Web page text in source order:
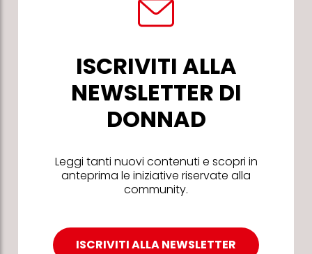
ISCRIVITI ALLA
NEWSLETTER DI
DONNAD
Leggi tanti nuovi contenuti e scopri in
anteprima le iniziative riservate alla
community.
ISCRIVITI ALLA NEWSLETTER